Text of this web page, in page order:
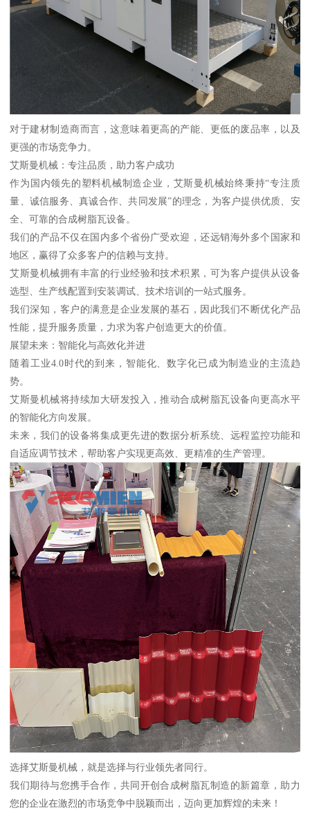
对于建材制造商而言，这意味着更高的产能、更低的废品率，以及
更强的市场竞争力。
艾斯曼机械：专注品质，助力客户成功
作为国内领先的塑料机械制造企业，艾斯曼机械始终秉持“专注质
量、诚信服务、真诚合作、共同发展”的理念，为客户提供优质、安
全、可靠的合成树脂瓦设备。
我们的产品不仅在国内多个省份广受欢迎，还远销海外多个国家和
地区，赢得了众多客户的信赖与支持。
艾斯曼机械拥有丰富的行业经验和技术积累，可为客户提供从设备
选型、生产线配置到安装调试、技术培训的一站式服务。
我们深知，客户的满意是企业发展的基石，因此我们不断优化产品
性能，提升服务质量，力求为客户创造更大的价值。
展望未来：智能化与高效化并进
随着工业4.0时代的到来，智能化、数字化已成为制造业的主流趋
势。
艾斯曼机械将持续加大研发投入，推动合成树脂瓦设备向更高水平
的智能化方向发展。
未来，我们的设备将集成更先进的数据分析系统、远程监控功能和
自适应调节技术，帮助客户实现更高效、更精准的生产管理。
选择艾斯曼机械，就是选择与行业领先者同行。
我们期待与您携手合作，共同开创合成树脂瓦制造的新篇章，助力
您的企业在激烈的市场竞争中脱颖而出，迈向更加辉煌的未来！